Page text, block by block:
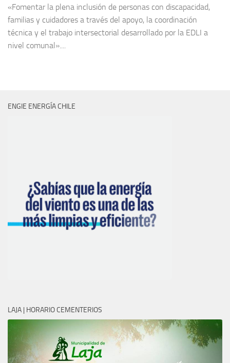
«Fomentar la plena inclusión de personas con discapacidad,
familias y cuidadores a través del apoyo, la coordinación
técnica y el trabajo intersectorial desarrollado por la EDLI a
nivel comunal»....
ENGIE ENERGÍA CHILE
LAJA | HORARIO CEMENTERIOS